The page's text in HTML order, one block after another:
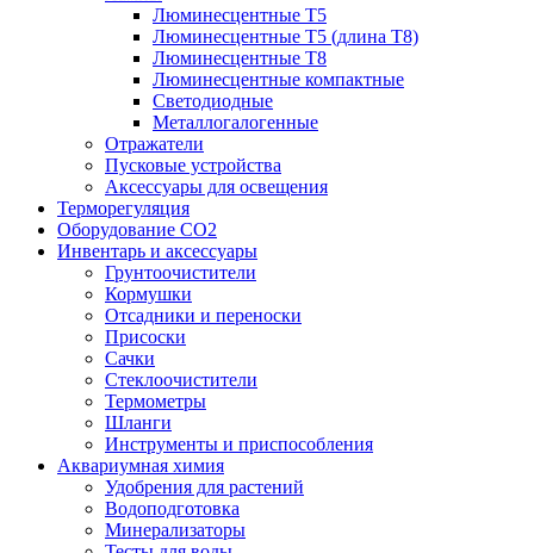
Люминесцентные T5
Люминесцентные T5 (длина T8)
Люминесцентные T8
Люминесцентные компактные
Светодиодные
Металлогалогенные
Отражатели
Пусковые устройства
Аксессуары для освещения
Терморегуляция
Оборудование CO2
Инвентарь и аксессуары
Грунтоочистители
Кормушки
Отсадники и переноски
Присоски
Сачки
Стеклоочистители
Термометры
Шланги
Инструменты и приспособления
Аквариумная химия
Удобрения для растений
Водоподготовка
Минерализаторы